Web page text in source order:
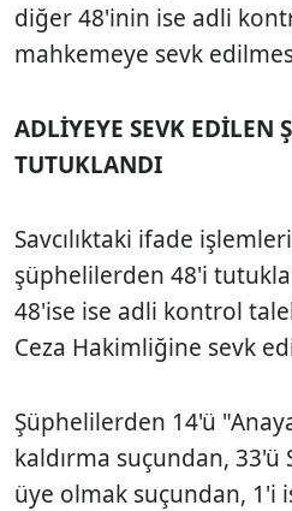
diğer 48'inin ise adli
mahkemeye sevk
ADLİYEYE SEVK EDİLEN
TUTUKLANDI
Savcılıktaki ifade
şüphelilerden 48'i
48'ise ise adli kontrol
Ceza Hakimliğine sevk
Şüphelilerden 14'ü
kaldırma suçundan,
üye olmak suçundan, 1'i